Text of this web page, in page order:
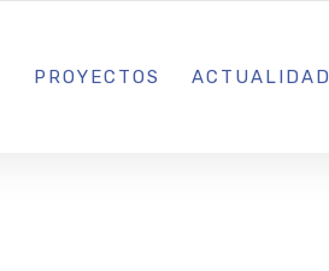
PROYECTOS ACTUALIDAD